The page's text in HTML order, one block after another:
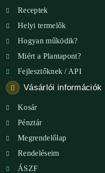
Receptek
Helyi termelők
Hogyan működik?
Miért a Plantapont?
Fejlesztőknek / API
Vásárlói információk
Kosár
Pénztár
Megrendelőlap
Rendeléseim
ÁSZF